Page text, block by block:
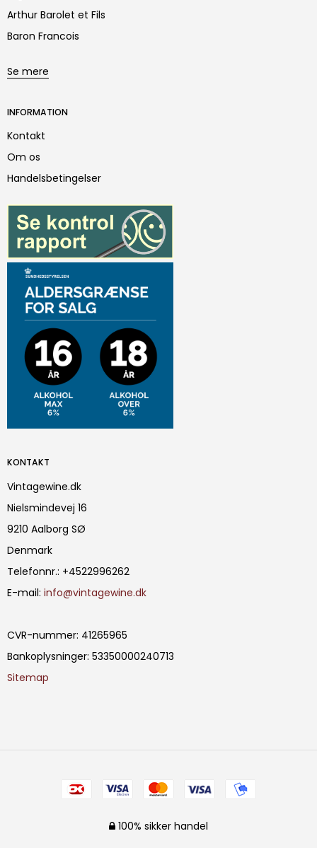
Arthur Barolet et Fils
Baron Francois
Se mere
INFORMATION
Kontakt
Om os
Handelsbetingelser
KONTAKT
Vintagewine.dk
Nielsmindevej 16
9210 Aalborg SØ
Denmark
Telefonnr.: +4522996262
E-mail: info@vintagewine.dk
CVR-nummer: 41265965
Bankoplysninger: 53350000240713
Sitemap
100% sikker handel